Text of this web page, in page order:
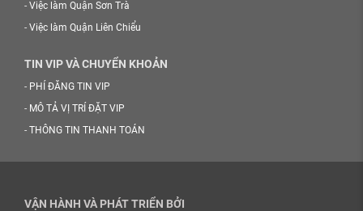
- Việc làm Quận Sơn Trà
- Việc làm Quận Liên Chiểu
TIN VIP VÀ CHUYỂN KHOẢN
- PHÍ ĐĂNG TIN VIP
- MÔ TẢ VỊ TRÍ ĐẶT VIP
- THÔNG TIN THANH TOÁN
VẬN HÀNH VÀ PHÁT TRIỂN BỞI